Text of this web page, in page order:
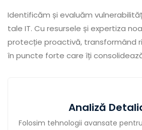
Identificăm și evaluăm
tale IT. Cu resursele și expertiza
protecție proactivă, transformând
în puncte forte care îți
Analiză
Folosim tehnologii avansate